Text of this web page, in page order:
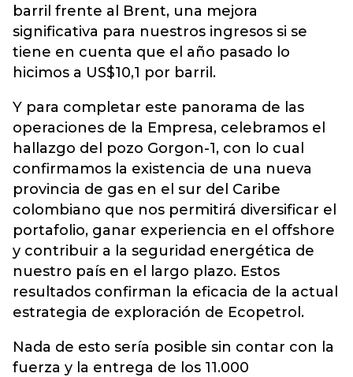
barril frente al Brent, una mejora
significativa para nuestros ingresos si se
tiene en cuenta que el año pasado lo
hicimos a US$10,1 por barril.
Y para completar este panorama de las
operaciones de la Empresa, celebramos el
hallazgo del pozo Gorgon-1, con lo cual
confirmamos la existencia de una nueva
provincia de gas en el sur del Caribe
colombiano que nos permitirá diversificar el
portafolio, ganar experiencia en el offshore
y contribuir a la seguridad energética de
nuestro país en el largo plazo. Estos
resultados confirman la eficacia de la actual
estrategia de exploración de Ecopetrol.
Nada de esto sería posible sin contar con la
fuerza y la entrega de los 11.000